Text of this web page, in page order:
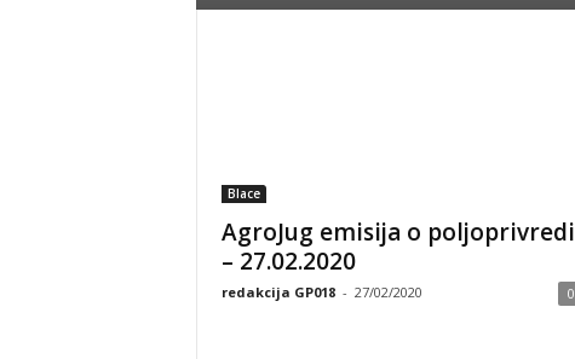
Blace
AgroJug emisija o poljoprivredi
– 27.02.2020
redakcija GP018 - 27/02/2020 0